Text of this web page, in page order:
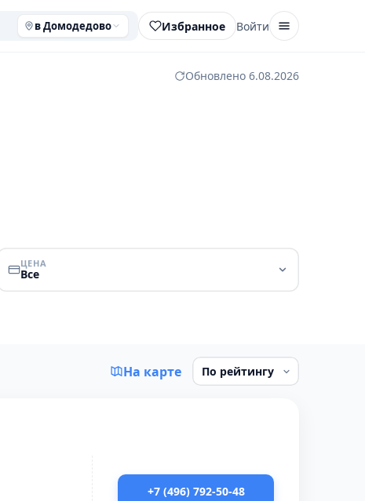
в Домодедово Избранное Войти
Обновлено 6.08.2026
ЦЕНА
Все
На карте
+7 (496) 792-50-48